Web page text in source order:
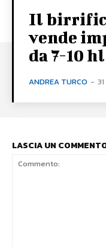
Il
vende
da 7-10 hl
ANDREA TURCO -
LASCIA UN